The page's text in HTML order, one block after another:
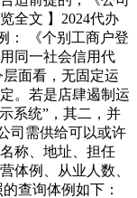
全文 】2024代办
： 《个别工商户登
同一社会信用代
面看，无固定运
。若是店肆遏制运
系统”，其二，并
司需供给可以或许
称、地址、担任
体例、从业人数、
查询体例如下：